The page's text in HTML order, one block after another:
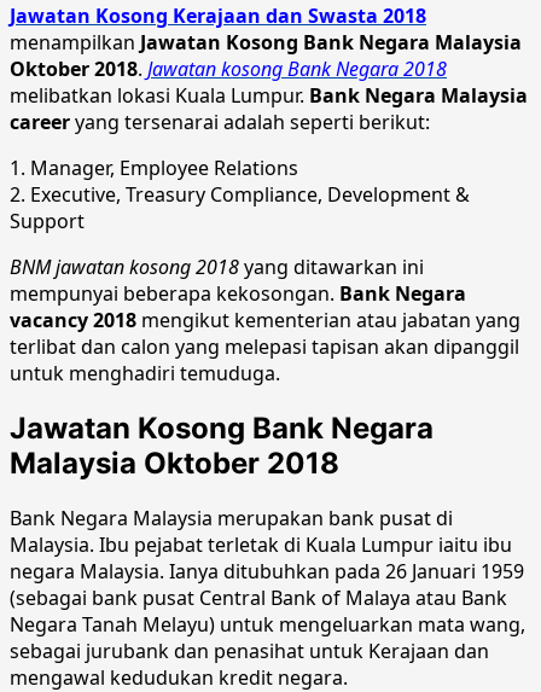
Jawatan Kosong Kerajaan dan Swasta 2018
menampilkan Jawatan Kosong Bank Negara Malaysia
Oktober 2018. Jawatan kosong Bank Negara 2018
melibatkan lokasi Kuala Lumpur. Bank Negara Malaysia
careeryang tersenarai adalah seperti berikut:
1. Manager, Employee Relations
2. Executive, Treasury Compliance, Development &
Support
BNM jawatan kosong 2018yang ditawarkan ini
mempunyai beberapa kekosongan. Bank Negara
vacancy 2018 mengikut kementerian atau jabatan yang
terlibat dan calon yang melepasi tapisan akan dipanggil
untuk menghadiri temuduga.
Jawatan Kosong Bank Negara
Malaysia Oktober 2018
Bank Negara Malaysia merupakan bank pusat di
Malaysia. Ibu pejabat terletak di Kuala Lumpur iaitu ibu
negara Malaysia. Ianya ditubuhkan pada 26 Januari 1959
(sebagai bank pusat Central Bank of Malaya atau Bank
Negara Tanah Melayu) untuk mengeluarkan mata wang,
sebagai jurubank dan penasihat untuk Kerajaan dan
mengawal kedudukan kredit negara.